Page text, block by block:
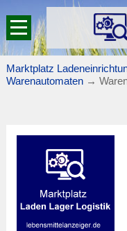
Marktplatz
Warenautomaten →